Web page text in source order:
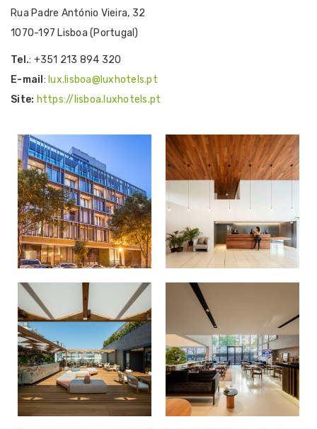
Rua Padre António Vieira, 32
1070-197 Lisboa (Portugal)
Tel.: +351 213 894 320
E-mail : lux.lisboa@luxhotels.pt
Site: https://lisboa.luxhotels.pt